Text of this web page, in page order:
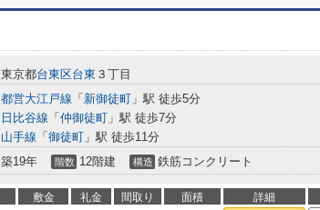
東京都台東区台東 ３丁目
都営大江戸線 「 新御徒町 」駅 徒歩5分
日比谷線 「 仲御徒町 」駅 徒歩7分
山手線 「 御徒町 」駅 徒歩11分
築19年 階数 12階建 構造 鉄筋コンクリート
敷金 礼金 間取り 面積 詳細